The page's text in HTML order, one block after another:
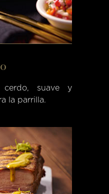
suave y
la parrilla.